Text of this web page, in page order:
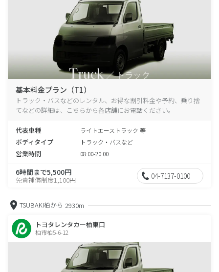
基本料金プラン（T1）
トラック・バスなどのレンタル、お得な割引料金や予約、乗り捨
てなどの詳細は、こちらから各店舗にお電話ください。
代表車種 ライトエーストラック 等
ボディタイプ トラック・バスなど
営業時間 08:00-20:00
6時間まで5,500円
免責補償制度1,100円 04-7137-0100
TSUBAKI柏から 2930m
トヨタレンタカー柏東口
柏市柏5-6-12